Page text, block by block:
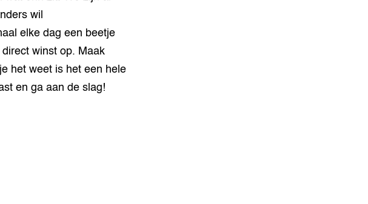
wil
elke dag een beetje
winst op. Maak
het weet is het een hele
en ga aan de slag!